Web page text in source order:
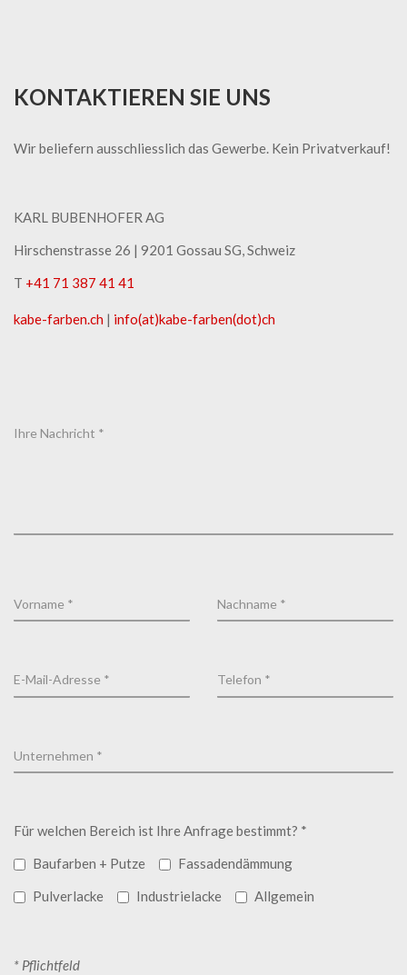
KONTAKTIEREN SIE UNS
Wir beliefern ausschliesslich das Gewerbe. Kein Privatverkauf!
KARL BUBENHOFER AG
Hirschenstrasse 26 | ​9201 Gossau SG, Schweiz
T +41 71 387 41 41
kabe-​farben.ch | info(at)kabe-​farben(dot)ch
Für welchen Bereich ist Ihre Anfrage bestimmt? *
Baufarben + Putze
Fassadendämmung
Pulverlacke
Industrielacke Allgemein
* Pflichtfeld